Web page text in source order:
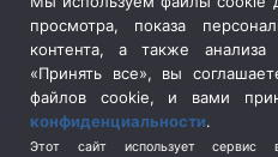
Социальная политика
(3)
Спецоперация в Украине
Спецоперация на Украине
Спорт (740)
просмотра, показа
контента, а также
«Принять все», вы
файлов cookie, и вами
конфиденциальности.
Этот сайт использует сервис